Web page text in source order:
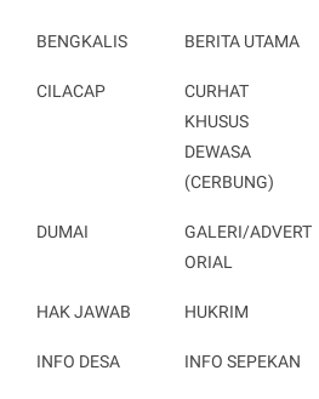
BENGKALIS BERITA UTAMA
CILACAP
CURHAT
KHUSUS
DEWASA
(CERBUNG)
DUMAI
GALERI/ADVERT
ORIAL
HAK JAWAB HUKRIM
INFO DESA INFO SEPEKAN